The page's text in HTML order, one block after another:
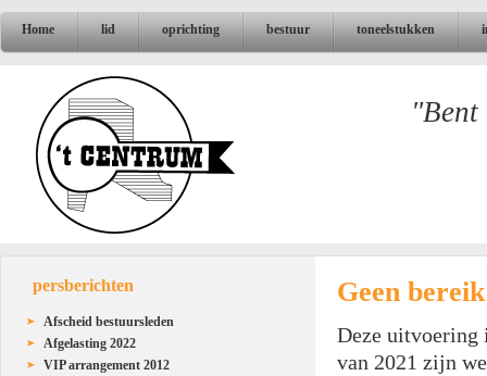
Home lid oprichting bestuur toneelstukken
"Bent
persberichten
Afscheid bestuursleden
Afgelasting 2022
VIP arrangement 2012
Geen
Deze uitvoering
van 2021 zijn